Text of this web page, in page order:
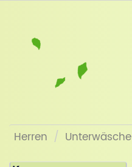
Herren Unterwäsche